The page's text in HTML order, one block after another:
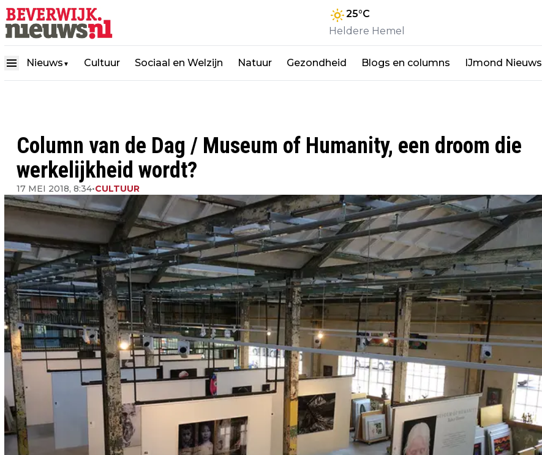
25°C
Heldere Hemel
Nieuws ▼ Cultuur Sociaal en Welzijn Natuur Gezondheid Blogs en columns IJmond Nieuws
Column van de Dag / Museum of Humanity, een droom die
werkelijkheid wordt?
17 MEI 2018, 8:34•CULTUUR